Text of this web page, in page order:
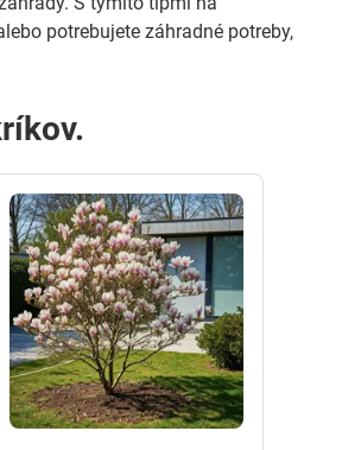
potrebujete záhradné potreby,